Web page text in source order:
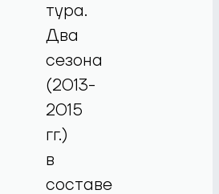
тура.
Два
сезона
(2013-
2015
гг.)
в
составе